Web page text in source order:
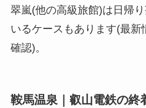
翠嵐(他の高級旅館)は日帰
いるケースもあります(最新
確認)。
鞍馬温泉｜叡山電鉄の終